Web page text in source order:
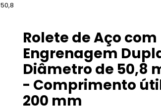
50,8
Rolete de Aço com
Engrenagem
Diâmetro de 50,8
- Comprimento
200 mm